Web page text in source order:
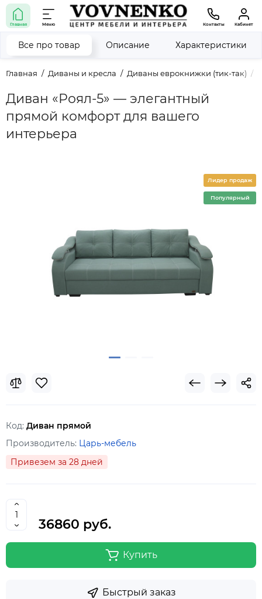
Главная Меню Контакты Кабинет
Главная Диваны и кресла Диваны еврокнижки (тик-так)
Диван «Роял-5» — элегантный
прямой комфорт для вашего
интерьера
Все про товар Описание Характеристики
Лидер продаж
Популярный
Код: Диван прямой
Производитель: Царь-мебель
Привезем за 28 дней
36860 руб.
Купить
Быстрый заказ